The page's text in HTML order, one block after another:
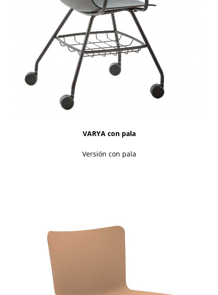
VARYA con pala
Versión con pala